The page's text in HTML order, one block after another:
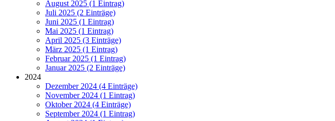
August 2025 (1 Eintrag)
Juli 2025 (2 Einträge)
Juni 2025 (1 Eintrag)
Mai 2025 (1 Eintrag)
April 2025 (3 Einträge)
März 2025 (1 Eintrag)
Februar 2025 (1 Eintrag)
Januar 2025 (2 Einträge)
2024
Dezember 2024 (4 Einträge)
November 2024 (1 Eintrag)
Oktober 2024 (4 Einträge)
September 2024 (1 Eintrag)